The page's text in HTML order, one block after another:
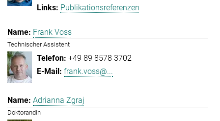
Publikationsreferenzen
Frank Voss
Technischer Assistent
+49 89 8578 3702
frank.voss@...
Adrianna Zgraj
Doktorandin